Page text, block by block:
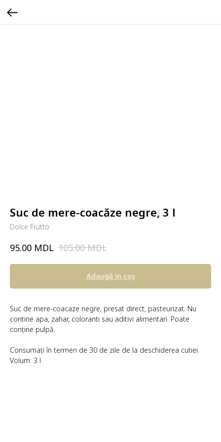
Suc de mere-coacăze negre, 3 l
Dolce Frutto
95.00 MDL 105.00 MDL
Adaugă în coş
Suc de mere-coacaze negre, presat direct, pasteurizat. Nu
contine apa, zahar, coloranti sau aditivi alimentari. Poate
conține pulpă.
Consumați în termen de 30 de zile de la deschiderea cutiei.
Volum: 3 l